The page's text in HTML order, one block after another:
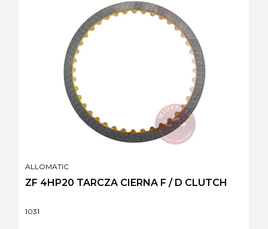
Kod produktu
1031
ZF 4HP20 TARCZA CIERNA F / D CLUTCH
PRODUCENT
ALLOMATIC